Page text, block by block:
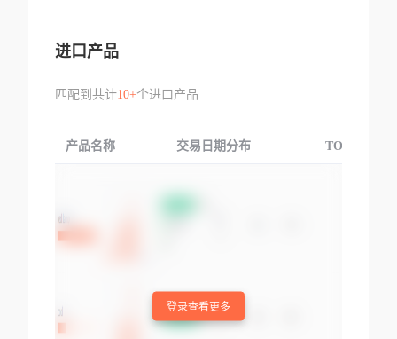
进口产品
匹配到共计10+个进口产品
产品名称 交易日期分布 TOP3交易国
登录查看更多